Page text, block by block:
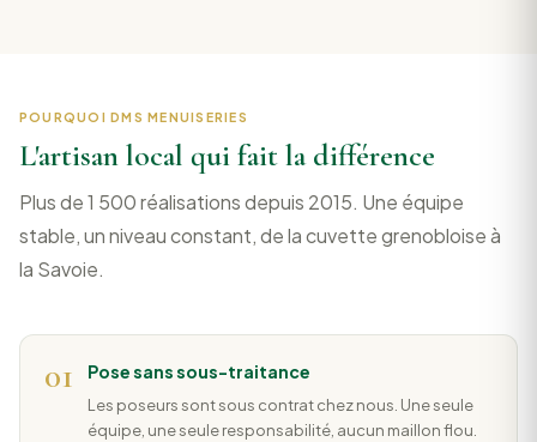
POURQUOI DMS MENUISERIES
L'artisan local qui fait la différence
Plus de 1 500 réalisations depuis 2015. Une équipe
stable, un niveau constant, de la cuvette grenobloise à
la Savoie.
01
Pose sans sous-traitance
Les poseurs sont sous contrat chez nous. Une seule
équipe, une seule responsabilité, aucun maillon flou.